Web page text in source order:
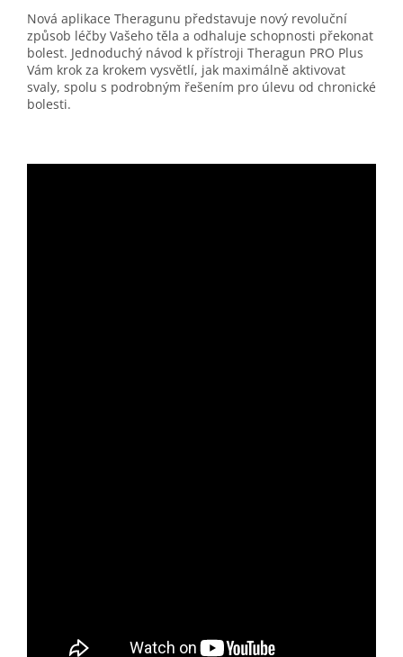
Nová aplikace Theragunu představuje nový revoluční
způsob léčby Vašeho těla a odhaluje schopnosti překonat
bolest. Jednoduchý návod k přístroji Theragun PRO Plus
Vám krok za krokem vysvětlí, jak maximálně aktivovat
svaly, spolu s podrobným řešením pro úlevu od chronické
bolesti.